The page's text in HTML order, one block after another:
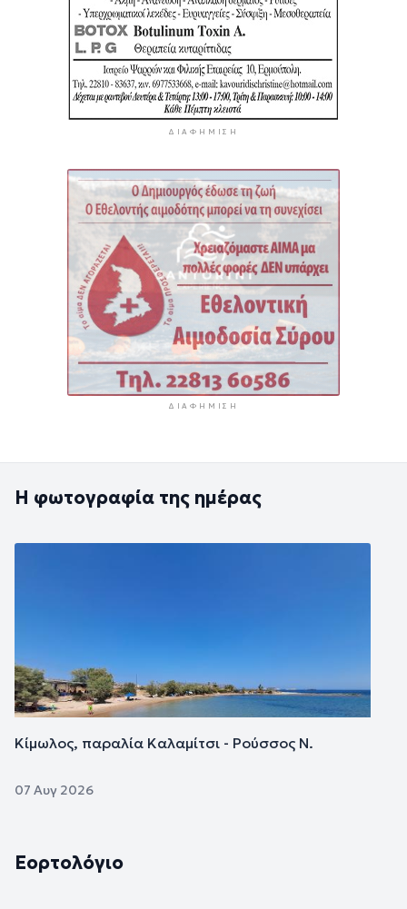
ΔΙΑΦΉΜΙΣΗ
ΔΙΑΦΉΜΙΣΗ
Η φωτογραφία της ημέρας
Κίμωλος, παραλία Καλαμίτσι - Ρούσσος Ν.
07 Αυγ 2026
Εορτολόγιο